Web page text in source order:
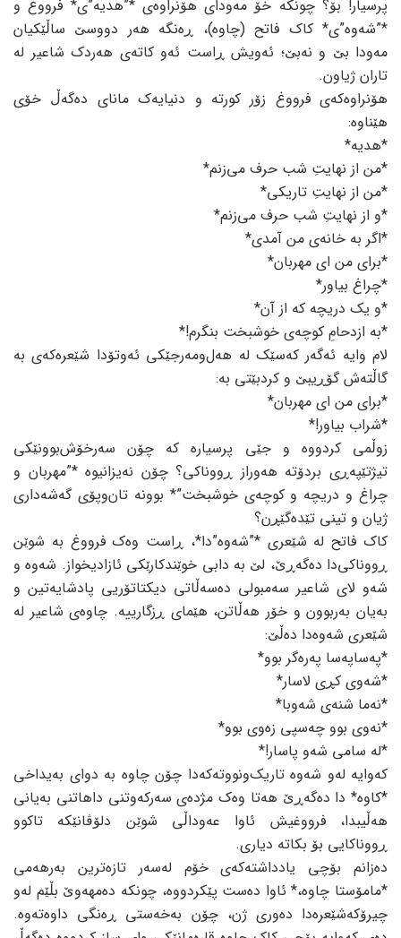
پرسیار! بۆ؟ چونکە خۆ مەودای هۆنراوەی *”هدیە”ی* فرووغ و
*”شەوە”ی* کاک فاتح (چاوە)، ڕەنگە هەر دووسێ‌ ساڵێکیان
مەودا بێ و نەبێ؛ ئەویش ڕاست ئەو کاتەی هەردک شاعیر لە
تاران ژیاون.
هۆنراوەکەی فرووغ زۆر کورتە و دنیایەک مانای دەگەڵ خۆی
هێناوە:
*هدیە*
*من از نهایتِ شب حرف می‌زنم*
*من از نهایتِ تاریکی*
*و از نهایتِ شب حرف می‌زنم*
*اگر بە خانە‌ی من آمدی*
*برای من ای مهربان*
*چراغ بیاور*
*و یک دریچه کە از آن*
*بە ازدحامِ کوچه‌ی خوشبخت بنگرم!*
لام وایە ئەگەر کەسێک لە هەل‌ومەرجێکی ئەوتۆدا شێعرەکەی بە
گاڵتەش گۆڕیبێ و کردبێتی به:
*برای من ای مهربان*
*شراب بیاور!*
زوڵمی کردووە و جێی پرسیارە کە چۆن سەرخۆش‌بوونێکی
تیژتێپەڕی بردۆتە هەوراز ڕووناکی؟ چۆن نەیزانیوە *”مهربان و
چراغ و دریچە و کوچەی خوشبخت”* بوونە تان‌وپۆی گەشەداری
ژیان و تینی تێدەگێڕن؟
کاک فاتح لە شێعری *”شەوە”دا*، ڕاست وەک فرووغ بە شوێن
ڕووناکی‌دا دەگەڕێ، لێ بە دابی خوێندکارێکی ئازادیخواز. شەوە و
شەو لای شاعیر سەمبولی دەسەڵاتی دیکتاتۆریی پادشایەتین و
بەیان بەربوون و خۆر هەڵاتن، هێمای ڕزگارییە. چاوەی شاعیر لە
شێعری شەوەدا دەڵێ:
*پەساپەسا پەرەگر بوو*
*شەوی کڕی لاسار*
*نەما شنەی شەوبا*
*نەوی بوو چەسپی زەوی بوو*
*لە سامی شەو پاسار!*
کەوایە لەو شەوە تاریک‌ونووتەکەدا چۆن چاوە بە دوای بەیداخی
*کاوە* دا دەگەڕێ هەتا وەک مژدەی سەرکەوتنی داهاتنی بەیانی
هەڵیبدا، فرووغیش ئاوا عەوداڵی شوێن دلۆڤانێکە تاکوو
ڕووناکایی بۆ بکاتە دیاری.
دەزانم بۆچی یادداشتەکەی خۆم لەسەر تازەترین بەرهەمی
*مامۆستا چاوە،* ئاوا دەست پێکردووە، چونکە دەمهەوێ بڵێم لەو
چیرۆکەشێعرەدا دەوری ژن، چۆن بەخەستی ڕەنگی داوەتەوە.